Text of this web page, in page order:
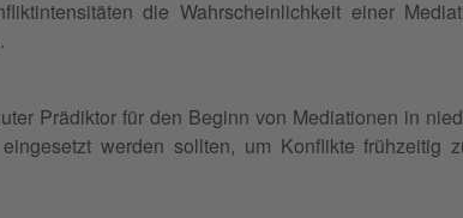
die Wahrscheinlichkeit einer
Prädiktor für den Beginn von Mediationen in
werden sollten, um Konflikte frühzeitig